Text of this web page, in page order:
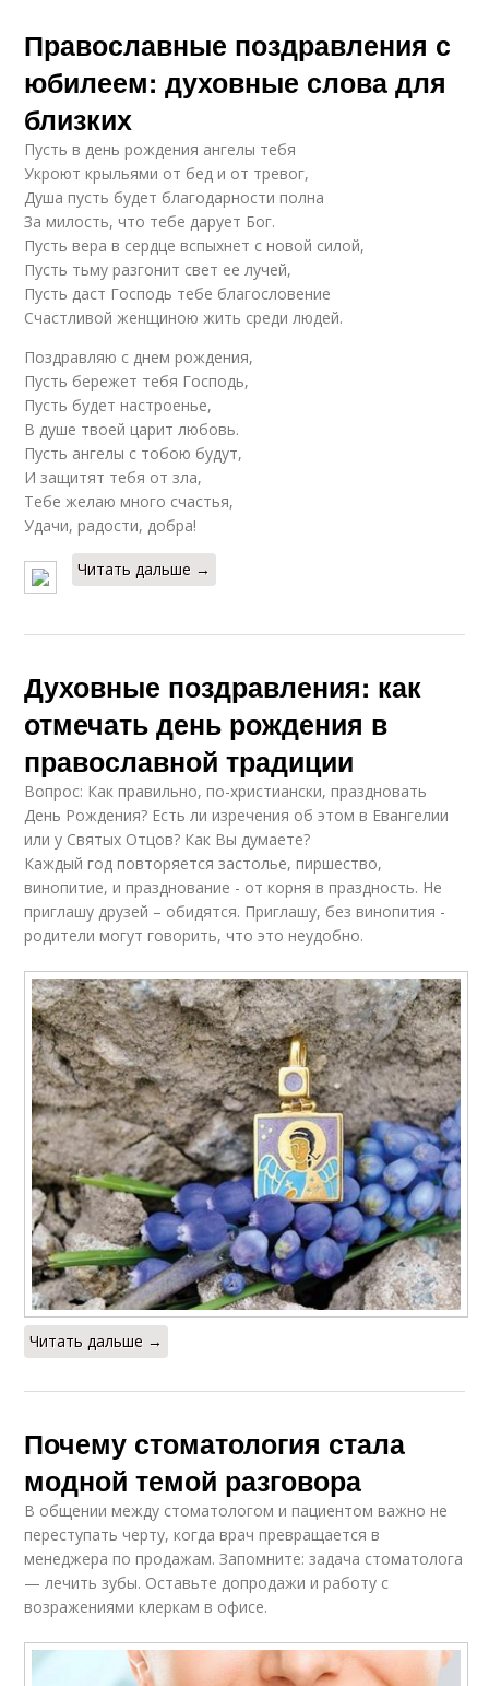
Православные поздравления с
юбилеем: духовные слова для
близких
Пусть в день рождения ангелы тебя
Укроют крыльями от бед и от тревог,
Душа пусть будет благодарности полна
За милость, что тебе дарует Бог.
Пусть вера в сердце вспыхнет с новой силой,
Пусть тьму разгонит свет ее лучей,
Пусть даст Господь тебе благословение
Счастливой женщиною жить среди людей.
Поздравляю с днем рождения,
Пусть бережет тебя Господь,
Пусть будет настроенье,
В душе твоей царит любовь.
Пусть ангелы с тобою будут,
И защитят тебя от зла,
Тебе желаю много счастья,
Удачи, радости, добра!
Читать дальше →
Духовные поздравления: как
отмечать день рождения в
православной традиции
Вопрос: Как правильно, по-христиански, праздновать
День Рождения? Есть ли изречения об этом в Евангелии
или у Святых Отцов? Как Вы думаете?
Каждый год повторяется застолье, пиршество,
винопитие, и празднование - от корня в праздность. Не
приглашу друзей – обидятся. Приглашу, без винопития -
родители могут говорить, что это неудобно.
Читать дальше →
Почему стоматология стала
модной темой разговора
В общении между стоматологом и пациентом важно не
переступать черту, когда врач превращается в
менеджера по продажам. Запомните: задача стоматолога
— лечить зубы. Оставьте допродажи и работу с
возражениями клеркам в офисе.